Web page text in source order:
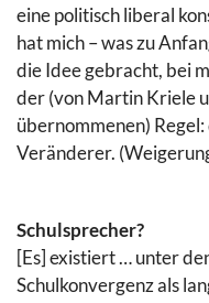
eine politisch liberal
hat mich – was zu
die Idee gebracht, bei
der (von Martin Kriele
übernommenen)
Veränderer.
Schulsprecher?
[Es] existiert … unter
Schulkonvergenz als